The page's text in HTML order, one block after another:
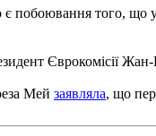
побоювання того, що
Єврокомісії
​​Мей заявляла, що